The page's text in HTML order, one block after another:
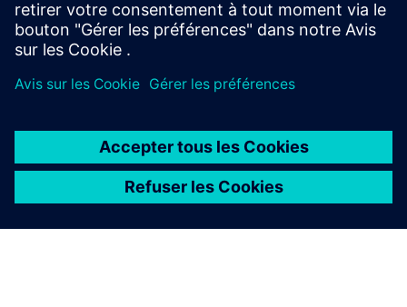
Existe-t-il une communauté
d'utilisateurs qui me permet
d'entrer en contact et
d'apprendre des autres ?
J'aimerais partager mon
expérience. Est-ce que mon
avis peut être inclus ?